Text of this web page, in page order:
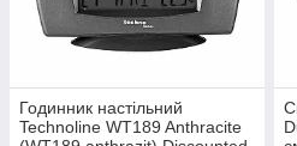
Годинник настільний
Technoline WT189 Anthracite